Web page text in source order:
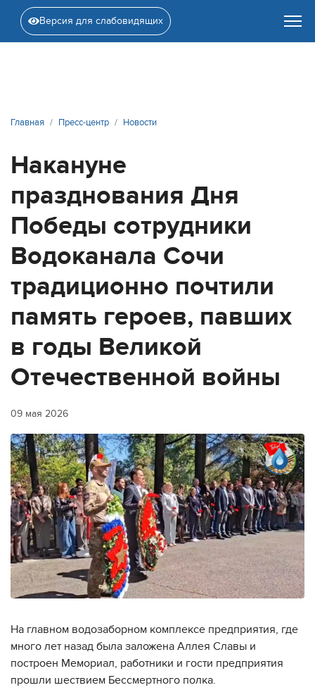
Версия для слабовидящих
Главная Пресс-центр Новости
Накануне
празднования Дня
Победы сотрудники
Водоканала Сочи
традиционно почтили
память героев, павших
в годы Великой
Отечественной войны
09 мая 2026
На главном водозаборном комплексе предприятия, где
много лет назад была заложена Аллея Славы и
построен Мемориал, работники и гости предприятия
прошли шествием Бессмертного полка.